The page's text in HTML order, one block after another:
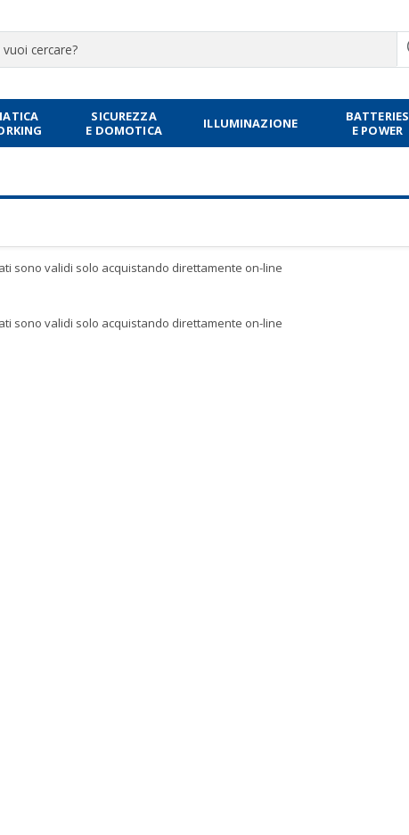
SICUREZZA
E DOMOTICA
ILLUMINAZIONE
BATTERIES
E POWER
sono validi solo acquistando direttamente on-line
sono validi solo acquistando direttamente on-line